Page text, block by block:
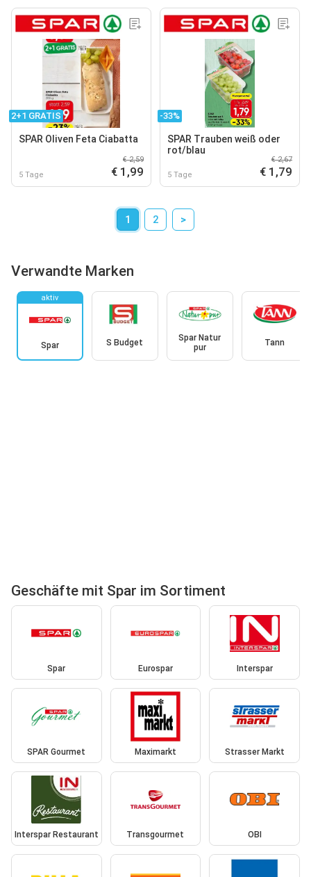
2+1 GRATIS
SPAR Oliven Feta Ciabatta
5 Tage
€ 2,59
€ 1,99
-33%
SPAR Trauben weiß oder
rot/blau
5 Tage
€ 2,67
€ 1,79
1 2 >
Verwandte Marken
aktiv
Spar S Budget
Spar Natur
pur
Tann
Geschäfte mit Spar im Sortiment
Spar Eurospar Interspar
SPAR Gourmet Maximarkt Strasser Markt
Interspar Restaurant Transgourmet OBI